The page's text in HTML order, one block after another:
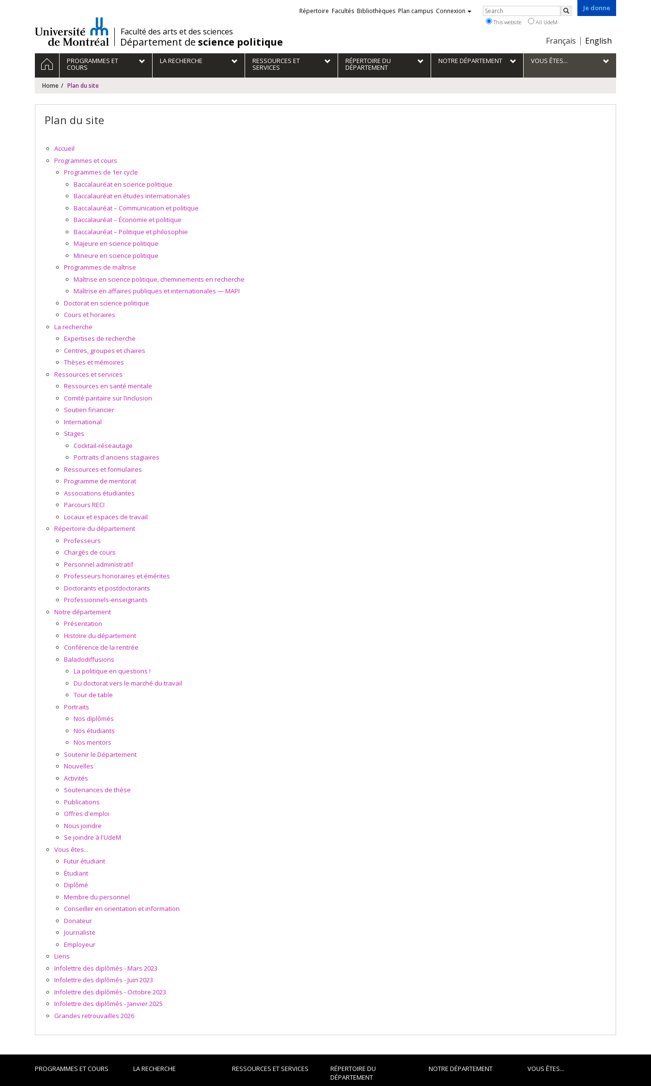
/Faculté des arts et des sciences
Département de science politique
Je donne
Choix
la
langue
Français English
Liens
externes
Répertoire Facultés Bibliothèques Plan campus Connexion Rechercher
Search
This website All UdeM
Navigation
principale
HOMEPROGRAMMES ET
COURS
LA RECHERCHE RESSOURCES ET
SERVICES
RÉPERTOIRE DU
DÉPARTEMENT
NOTRE DÉPARTEMENT VOUS ÊTES...
Home Plan du site
Plan du site
Accueil
Programmes et cours
Programmes de 1er cycle
Baccalauréat en science politique
Baccalauréat en études internationales
Baccalauréat – Communication et politique
Baccalauréat – Économie et politique
Baccalauréat – Politique et philosophie
Majeure en science politique
Mineure en science politique
Programmes de maîtrise
Maîtrise en science politique, cheminements en recherche
Maîtrise en affaires publiques et internationales — MAPI
Doctorat en science politique
Cours et horaires
La recherche
Expertises de recherche
Centres, groupes et chaires
Thèses et mémoires
Ressources et services
Ressources en santé mentale
Comité paritaire sur l’inclusion
Soutien financier
International
Stages
Cocktail-réseautage
Portraits d'anciens stagiaires
Ressources et formulaires
Programme de mentorat
Associations étudiantes
Parcours RECI
Locaux et espaces de travail
Répertoire du département
Professeurs
Chargés de cours
Personnel administratif
Professeurs honoraires et émérites
Doctorants et postdoctorants
Professionnels-enseignants
Notre département
Présentation
Histoire du département
Conférence de la rentrée
Baladodiffusions
La politique en questions !
Du doctorat vers le marché du travail
Tour de table
Portraits
Nos diplômés
Nos étudiants
Nos mentors
Soutenir le Département
Nouvelles
Activités
Soutenances de thèse
Publications
Offres d'emploi
Nous joindre
Se joindre à l'UdeM
Vous êtes...
Futur étudiant
Étudiant
Diplômé
Membre du personnel
Conseiller en orientation et information
Donateur
Journaliste
Employeur
Liens
Infolettre des diplômés - Mars 2023
Infolettre des diplômés - Juin 2023
Infolettre des diplômés - Octobre 2023
Infolettre des diplômés - Janvier 2025
Grandes retrouvailles 2026
PROGRAMMES ET COURS LA RECHERCHE RESSOURCES ET SERVICES
RÉPERTOIRE DU
DÉPARTEMENT
NOTRE DÉPARTEMENT VOUS ÊTES...